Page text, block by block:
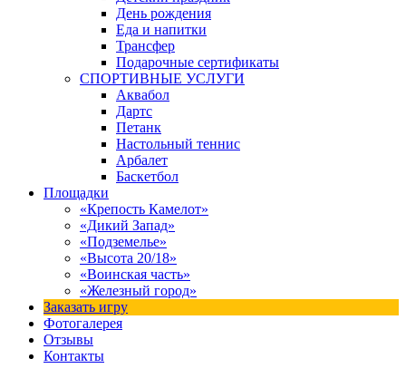
День рождения
Еда и напитки
Трансфер
Подарочные сертификаты
СПОРТИВНЫЕ УСЛУГИ
Аквабол
Дартс
Петанк
Настольный теннис
Арбалет
Баскетбол
Площадки
«Крепость Камелот»
«Дикий Запад»
«Подземелье»
«Высота 20/18»
«Воинская часть»
«Железный город»
Заказать игру
Фотогалерея
Отзывы
Контакты